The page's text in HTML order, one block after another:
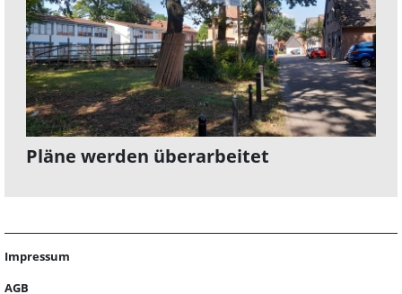
Pläne werden überarbeitet
Impressum
AGB